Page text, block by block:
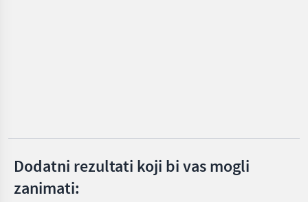
Brielmaier
Dodatni rezultati koji bi vas mogli
zanimati: